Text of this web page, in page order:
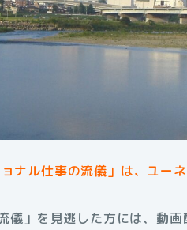
ナル仕事の流儀」は、ユー
儀」を見逃した方には、動